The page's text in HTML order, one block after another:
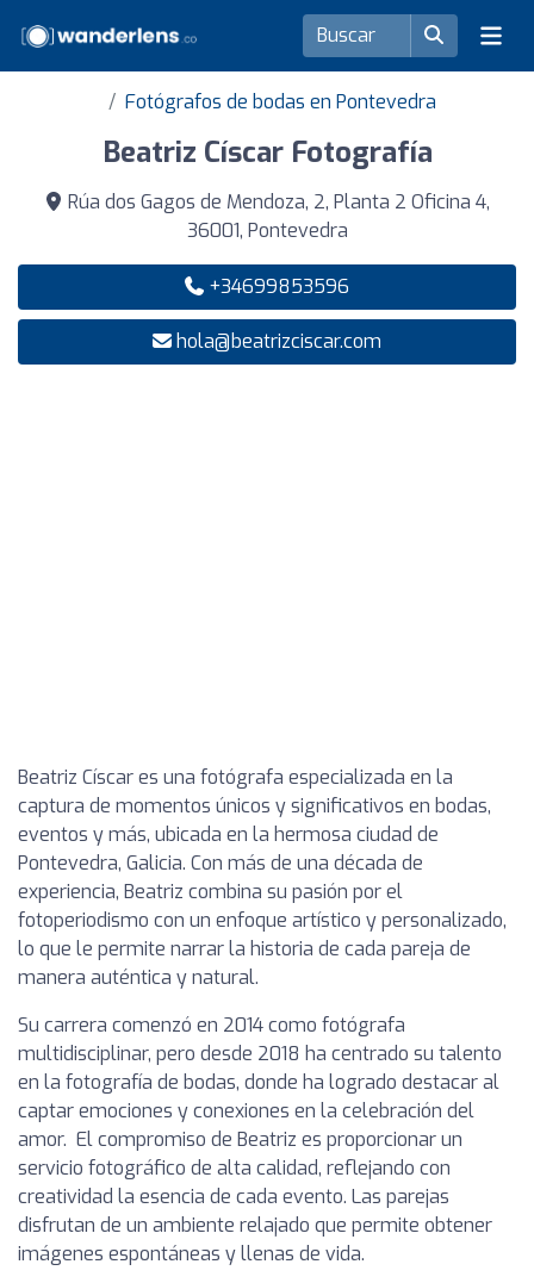
Fotógrafos de bodas en Pontevedra
Beatriz Císcar Fotografía
Rúa dos Gagos de Mendoza, 2, Planta 2 Oficina 4,
36001, Pontevedra
+34699853596
hola@beatrizciscar.com
Beatriz Císcar es una fotógrafa especializada en la
captura de momentos únicos y significativos en bodas,
eventos y más, ubicada en la hermosa ciudad de
Pontevedra, Galicia. Con más de una década de
experiencia, Beatriz combina su pasión por el
fotoperiodismo con un enfoque artístico y personalizado,
lo que le permite narrar la historia de cada pareja de
manera auténtica y natural.
Su carrera comenzó en 2014 como fotógrafa
multidisciplinar, pero desde 2018 ha centrado su talento
en la fotografía de bodas, donde ha logrado destacar al
captar emociones y conexiones en la celebración del
amor. El compromiso de Beatriz es proporcionar un
servicio fotográfico de alta calidad, reflejando con
creatividad la esencia de cada evento. Las parejas
disfrutan de un ambiente relajado que permite obtener
imágenes espontáneas y llenas de vida.